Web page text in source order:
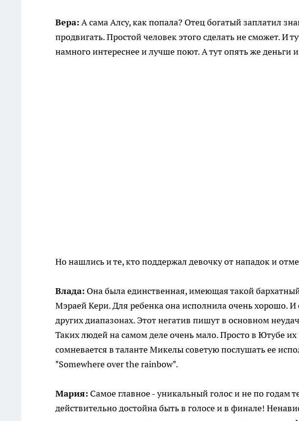
Вера: А сама Алсу, как попала? Отец богатый заплатил
продвигать. Простой человек этого сделать не сможет. И
намного интереснее и лучше поют. А тут опять же деньги
Но нашлись и те, кто поддержал девочку от нападок и
Влада: Она была единственная, имеющая такой
Мэраей Кери. Для ребенка она исполнила очень хорошо. И
других диапазонах. Этот негатив пишут в основном
Таких людей на самом деле очень мало. Просто в Ютубе их
сомневается в таланте Микелы советую послушать ее
"Somewhere over the rainbow" .
Мария: Самое главное - уникальный голос и не по
действительно достойна быть в голосе и в финале!